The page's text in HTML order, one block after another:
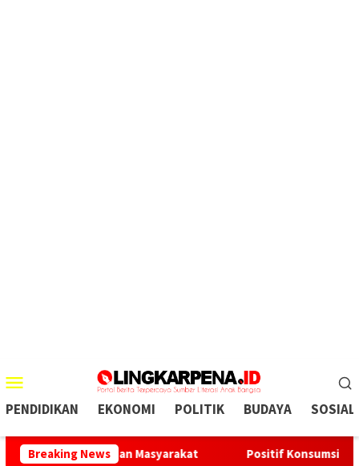
Mobile
PENDIDIKAN EKONOMI POLITIK BUDAYA SOSIAL
Breaking News
Kebutuhan Masyarakat Positif Konsumsi Sabu,